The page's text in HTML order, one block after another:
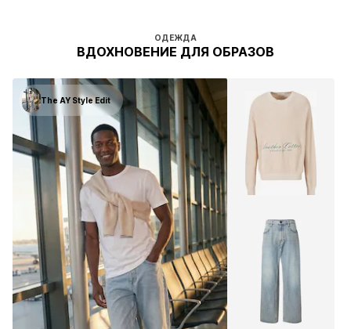
ОДЕЖДА
ВДОХНОВЕНИЕ ДЛЯ ОБРАЗОВ
The AY Style Edit